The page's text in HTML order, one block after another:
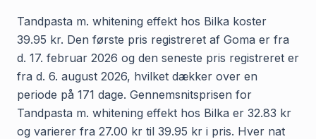
Tandpasta m. whitening effekt hos Bilka koster
39.95 kr. Den første pris registreret af Goma er fra
d. 17. februar 2026 og den seneste pris registreret er
fra d. 6. august 2026, hvilket dækker over en
periode på 171 dage. Gennemsnitsprisen for
Tandpasta m. whitening effekt hos Bilka er 32.83 kr
og varierer fra 27.00 kr til 39.95 kr i pris. Hver nat